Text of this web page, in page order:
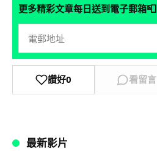
更多精彩文章每日送到電子郵箱📮
讚好0 看留言
最新影片